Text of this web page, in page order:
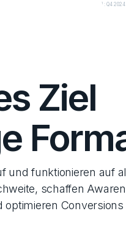
1 : Q4
Ziel
und funktionieren auf
schaffen
Conversions